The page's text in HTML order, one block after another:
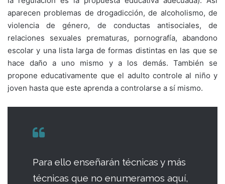
aparecen problemas de drogadicción, de alcoholismo, de
violencia de género, de conductas antisociales, de
relaciones sexuales prematuras, pornografía, abandono
escolar y una lista larga de formas distintas en las que se
hace daño a uno mismo y a los demás. También se
propone educativamente que el adulto controle al niño y
joven hasta que este aprenda a controlarse a sí mismo.
Para ello enseñarán técnicas y más
técnicas que no enumeramos aquí,